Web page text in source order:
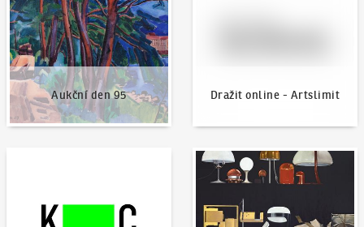
Aukční den 95 Dražit online - Artslimit
Aktuality